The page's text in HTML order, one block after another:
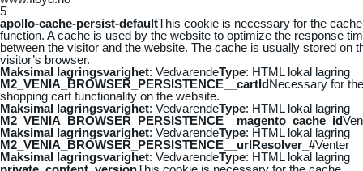
5
apollo-cache-persist-defaultThis cookie is necessary for the cache
function. A cache is used by the website to optimize the response
between the visitor and the website. The cache is usually stored on
visitor’s browser.
Maksimal lagringsvarighet: VedvarendeType: HTML lokal lagring
M2_VENIA_BROWSER_PERSISTENCE__cartIdNecessary for the
shopping cart functionality on the website.
Maksimal lagringsvarighet: VedvarendeType: HTML lokal lagring
M2_VENIA_BROWSER_PERSISTENCE__magento_cache_id
Maksimal lagringsvarighet: VedvarendeType: HTML lokal lagring
M2_VENIA_BROWSER_PERSISTENCE__urlResolver_#Venter
Maksimal lagringsvarighet: VedvarendeType: HTML lokal lagring